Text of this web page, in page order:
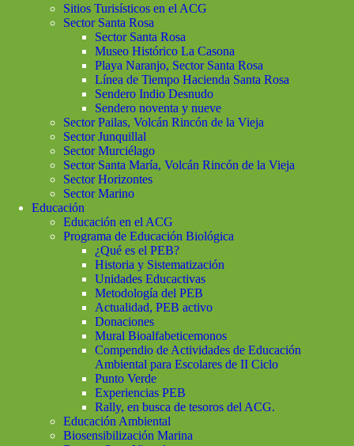
Sitios Turisísticos en el ACG
Sector Santa Rosa
Sector Santa Rosa
Museo Histórico La Casona
Playa Naranjo, Sector Santa Rosa
Línea de Tiempo Hacienda Santa Rosa
Sendero Indio Desnudo
Sendero noventa y nueve
Sector Pailas, Volcán Rincón de la Vieja
Sector Junquillal
Sector Murciélago
Sector Santa María, Volcán Rincón de la Vieja
Sector Horizontes
Sector Marino
Educación
Educación en el ACG
Programa de Educación Biológica
¿Qué es el PEB?
Historia y Sistematización
Unidades Educactivas
Metodología del PEB
Actualidad, PEB activo
Donaciones
Mural Bioalfabeticemonos
Compendio de Actividades de Educación
Ambiental para Escolares de II Ciclo
Punto Verde
Experiencias PEB
Rally, en busca de tesoros del ACG.
Educación Ambiental
Biosensibilización Marina